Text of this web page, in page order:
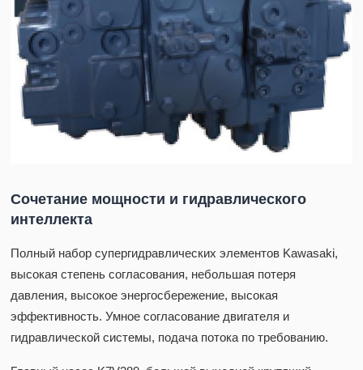
Сочетание мощности и гидравлического
интеллекта
Полный набор супергидравлических элементов Kawasaki,
высокая степень согласования, небольшая потеря
давления, высокое энергосбережение, высокая
эффективность. Умное согласование двигателя и
гидравлической системы, подача потока по требованию.